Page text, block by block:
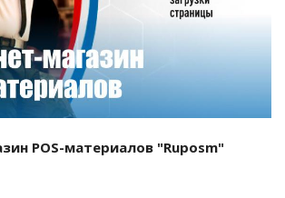
POS-материалов "Ruposm"